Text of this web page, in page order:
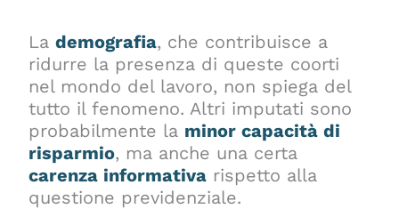
Lademografia, che contribuisce a
ridurre la presenza di queste coorti
nel mondo del lavoro, non spiega del
tutto il fenomeno. Altri imputati sono
probabilmente la minor capacità di
risparmio, ma anche una certa
carenza informativa rispetto alla
questione previdenziale.